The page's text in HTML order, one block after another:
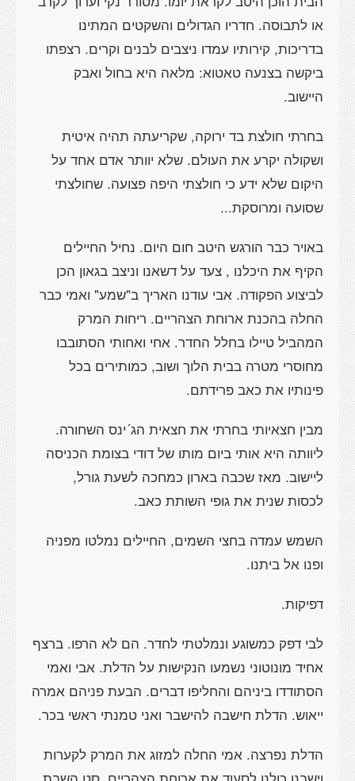
או לתבוסה. חדריו הגדולים והשקטים המתינו
בדריכות, קירותיו עמדו ניצבים לבנים וקרים. רצפתו
ביקשה בצנעה טאטוא: מלאה היא בחול ואבק
היישוב.
בחרתי חולצת בד ירוקה, שקריעתה תהיה איטית
ושקולה יקרע את העולם. שלא יוותר אדם אחד על
היקום שלא ידע כי חולצתי היפה פצועה. שחולצתי
שסועה ומרוסקת...
באויר כבר הורגש היטב חום היום. נחיל החיילים
הקיף את היכלנו , צעד על דשאנו וניצב בגאון הכן
לביצוע הפקודה. אבי עודנו האריך ב"שמע" ואמי כבר
החלה בהכנת ארוחת הצהריים. ריחות המרק
המהביל טיילו בחלל החדר. אחי ואחותי הסתובבו
מחוסרי מטרה בבית הלוך ושוב, כמותירים בכל
פינותיו את כאב פרידתם.
מבין חצאיותי בחרתי את חצאית הג´ינס השחורה.
ליוותה היא אותי ביום מותו של דודי בצומת הכניסה
ליישוב. מאז שכבה בארון כמחכה לשעת גורל,
לכסות שנית את גופי השותת כאב.
השמש עמדה בחצי השמים, החיילים נמלטו מפניה
ופנו אל ביתנו.
דפיקות.
לבי דפק כמשוגע ונמלטתי לחדר. הם לא הרפו. ברצף
אחיד מונוטוני נשמעו הנקישות על הדלת. אבי ואמי
הסתודדו ביניהם והחליפו דברים. הבעת פניהם אמרה
ייאוש. הדלת חישבה להישבר ואני טמנתי ראשי בכר.
הדלת נפרצה. אמי החלה למזוג את המרק לקערות